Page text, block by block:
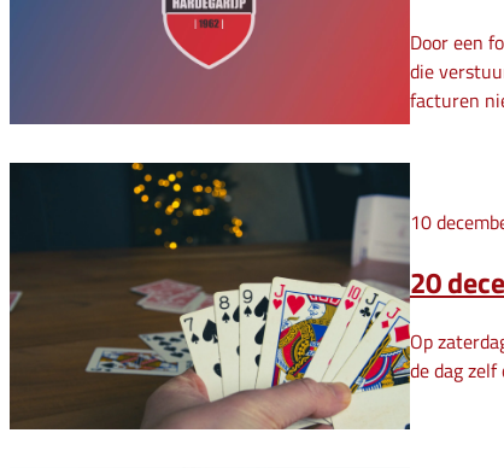
Door een
die
facturen
10
20
Op
de dag